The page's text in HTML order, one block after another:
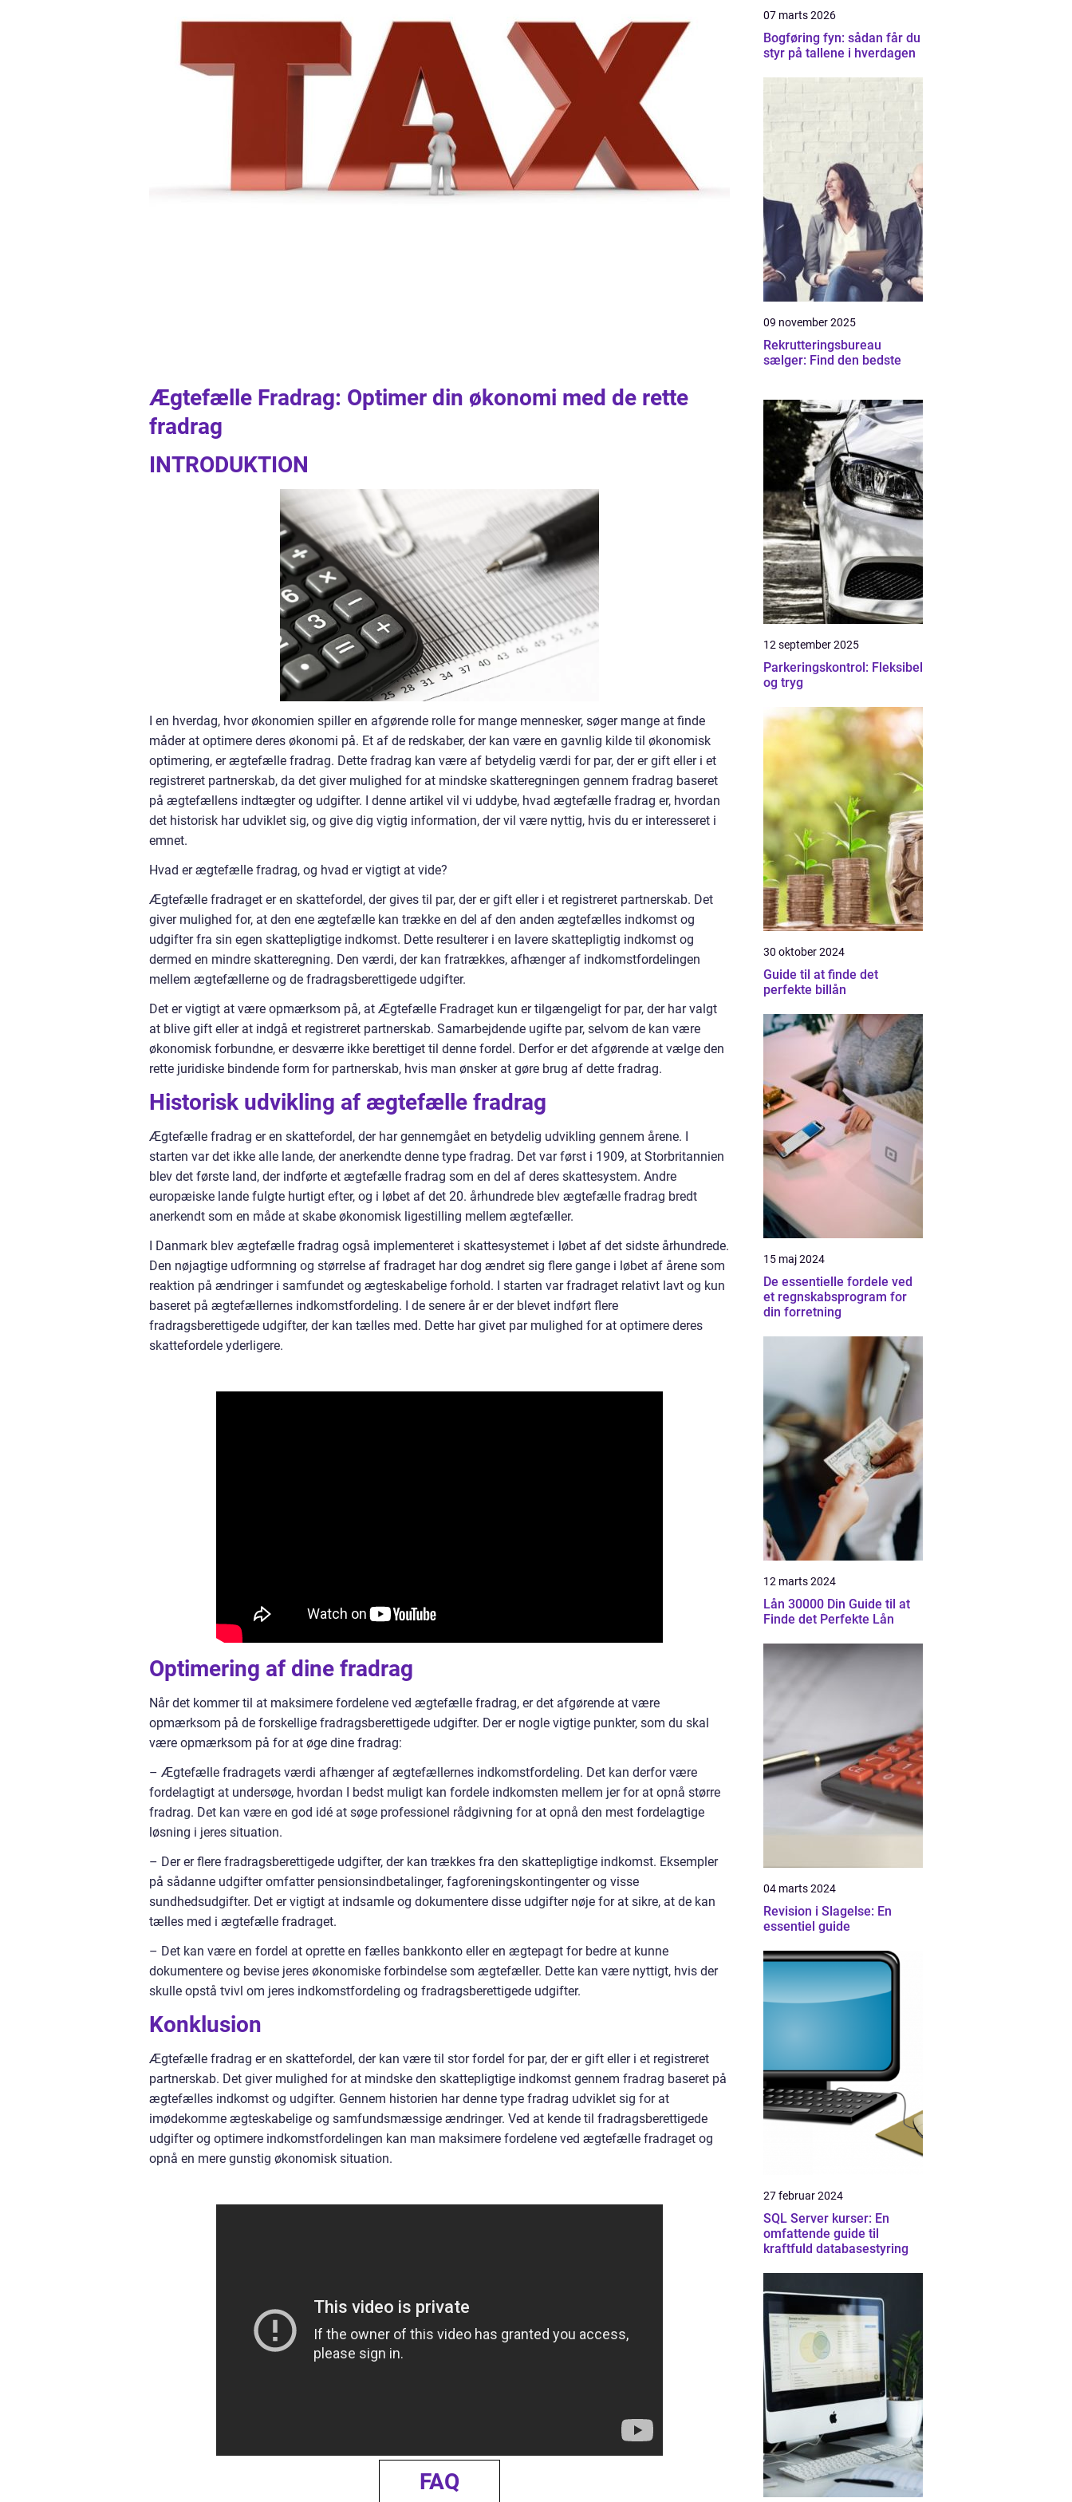
Ægtefælle Fradrag: Optimer din økonomi med de rette
fradrag
INTRODUKTION
I en hverdag, hvor økonomien spiller en afgørende rolle for mange mennesker, søger mange at finde
måder at optimere deres økonomi på. Et af de redskaber, der kan være en gavnlig kilde til økonomisk
optimering, er ægtefælle fradrag. Dette fradrag kan være af betydelig værdi for par, der er gift eller i et
registreret partnerskab, da det giver mulighed for at mindske skatteregningen gennem fradrag baseret
på ægtefællens indtægter og udgifter. I denne artikel vil vi uddybe, hvad ægtefælle fradrag er, hvordan
det historisk har udviklet sig, og give dig vigtig information, der vil være nyttig, hvis du er interesseret i
emnet.
Hvad er ægtefælle fradrag, og hvad er vigtigt at vide?
Ægtefælle fradraget er en skattefordel, der gives til par, der er gift eller i et registreret partnerskab. Det
giver mulighed for, at den ene ægtefælle kan trække en del af den anden ægtefælles indkomst og
udgifter fra sin egen skattepligtige indkomst. Dette resulterer i en lavere skattepligtig indkomst og
dermed en mindre skatteregning. Den værdi, der kan fratrækkes, afhænger af indkomstfordelingen
mellem ægtefællerne og de fradragsberettigede udgifter.
Det er vigtigt at være opmærksom på, at Ægtefælle Fradraget kun er tilgængeligt for par, der har valgt
at blive gift eller at indgå et registreret partnerskab. Samarbejdende ugifte par, selvom de kan være
økonomisk forbundne, er desværre ikke berettiget til denne fordel. Derfor er det afgørende at vælge den
rette juridiske bindende form for partnerskab, hvis man ønsker at gøre brug af dette fradrag.
Historisk udvikling af ægtefælle fradrag
Ægtefælle fradrag er en skattefordel, der har gennemgået en betydelig udvikling gennem årene. I
starten var det ikke alle lande, der anerkendte denne type fradrag. Det var først i 1909, at Storbritannien
blev det første land, der indførte et ægtefælle fradrag som en del af deres skattesystem. Andre
europæiske lande fulgte hurtigt efter, og i løbet af det 20. århundrede blev ægtefælle fradrag bredt
anerkendt som en måde at skabe økonomisk ligestilling mellem ægtefæller.
I Danmark blev ægtefælle fradrag også implementeret i skattesystemet i løbet af det sidste århundrede.
Den nøjagtige udformning og størrelse af fradraget har dog ændret sig flere gange i løbet af årene som
reaktion på ændringer i samfundet og ægteskabelige forhold. I starten var fradraget relativt lavt og kun
baseret på ægtefællernes indkomstfordeling. I de senere år er der blevet indført flere
fradragsberettigede udgifter, der kan tælles med. Dette har givet par mulighed for at optimere deres
skattefordele yderligere.
Optimering af dine fradrag
Når det kommer til at maksimere fordelene ved ægtefælle fradrag, er det afgørende at være
opmærksom på de forskellige fradragsberettigede udgifter. Der er nogle vigtige punkter, som du skal
være opmærksom på for at øge dine fradrag:
– Ægtefælle fradragets værdi afhænger af ægtefællernes indkomstfordeling. Det kan derfor være
fordelagtigt at undersøge, hvordan I bedst muligt kan fordele indkomsten mellem jer for at opnå større
fradrag. Det kan være en god idé at søge professionel rådgivning for at opnå den mest fordelagtige
løsning i jeres situation.
– Der er flere fradragsberettigede udgifter, der kan trækkes fra den skattepligtige indkomst. Eksempler
på sådanne udgifter omfatter pensionsindbetalinger, fagforeningskontingenter og visse
sundhedsudgifter. Det er vigtigt at indsamle og dokumentere disse udgifter nøje for at sikre, at de kan
tælles med i ægtefælle fradraget.
– Det kan være en fordel at oprette en fælles bankkonto eller en ægtepagt for bedre at kunne
dokumentere og bevise jeres økonomiske forbindelse som ægtefæller. Dette kan være nyttigt, hvis der
skulle opstå tvivl om jeres indkomstfordeling og fradragsberettigede udgifter.
Konklusion
Ægtefælle fradrag er en skattefordel, der kan være til stor fordel for par, der er gift eller i et registreret
partnerskab. Det giver mulighed for at mindske den skattepligtige indkomst gennem fradrag baseret på
ægtefælles indkomst og udgifter. Gennem historien har denne type fradrag udviklet sig for at
imødekomme ægteskabelige og samfundsmæssige ændringer. Ved at kende til fradragsberettigede
udgifter og optimere indkomstfordelingen kan man maksimere fordelene ved ægtefælle fradraget og
opnå en mere gunstig økonomisk situation.
FAQ
07 marts 2026
Bogføring fyn: sådan får du
styr på tallene i hverdagen
09 november 2025
Rekrutteringsbureau
sælger: Find den bedste
12 september 2025
Parkeringskontrol: Fleksibel
og tryg
30 oktober 2024
Guide til at finde det
perfekte billån
15 maj 2024
De essentielle fordele ved
et regnskabsprogram for
din forretning
12 marts 2024
Lån 30000 Din Guide til at
Finde det Perfekte Lån
04 marts 2024
Revision i Slagelse: En
essentiel guide
27 februar 2024
SQL Server kurser: En
omfattende guide til
kraftfuld databasestyring